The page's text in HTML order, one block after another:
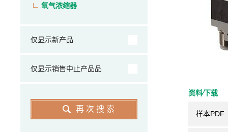
资料⁄下载
样本PDF
氧气浓缩器
仅显示新产品
仅显示销售中止产品品
再次搜索